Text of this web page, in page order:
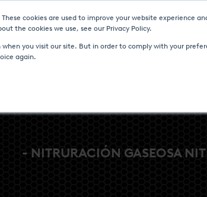
cookies are used to improve your website experience
the cookies we use, see our Privacy Policy.
you visit our site. But in order to comply with your
again.
Y EVENTOSCENTRO DE MEDIOSCARRERA
- NITRURACIÓN GASEOSA